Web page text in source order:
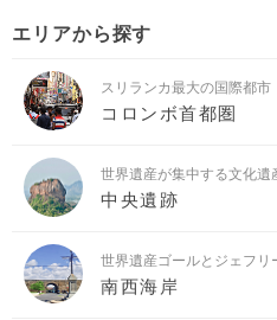
エリアから探す
スリランカ最大の国際都市
コロンボ首都圏
世界遺産が集中する文化遺
中央遺跡
世界遺産ゴールとジェフリ
南西海岸